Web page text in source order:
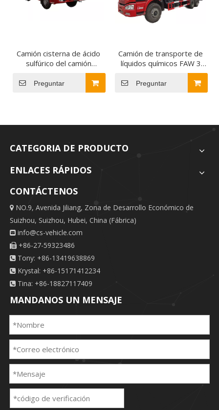
Camión cisterna de ácido
sulfúrico del camión
cisterna líquido químico
20cbm de SINOTRUK
HOWO 6X4 a la venta
Preguntar
Camión de transporte de
líquidos químicos FAW 3
ejes 6x4 10 ruedas 23cbm
camión de transporte de
Preguntar
CATEGORIA DE PRODUCTO
ENLACES RÁPIDOS
CONTÁCTENOS
 NO.9, Avenida Jiliang, Zona de Desarrollo Económico de
Suizhou, Suizhou, Hubei, China (Fábrica)
 info@cs-vehicle.com
 +86-27-59323486
 Tony: +86-13419638869
 Krystal: +86-15171412234
 Tina: +86-18827117409
MANDANOS UN MENSAJE